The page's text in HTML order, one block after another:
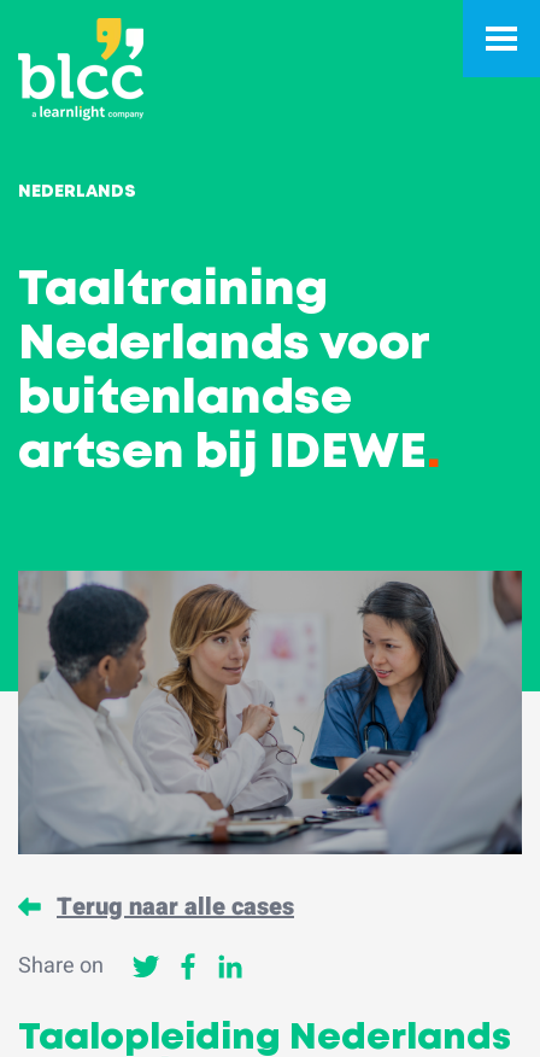
NEDERLANDS
Taaltraining
Nederlands voor
buitenlandse
artsen bij IDEWE.
Terug naar alle cases
Share on
Taalopleiding Nederlands